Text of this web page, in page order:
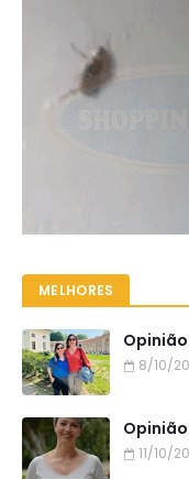
MELHORES
8/10/
11/10/